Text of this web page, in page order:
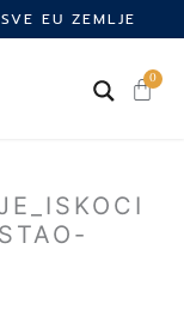
EU ZEMLJE
0
Cart